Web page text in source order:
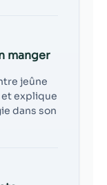
manger
jeûne
explique
dans son